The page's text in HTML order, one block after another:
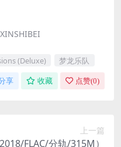
(Deluxe) 梦龙乐队
享 收藏 点赞(0)
上一篇
FLAC/分轨/315M）